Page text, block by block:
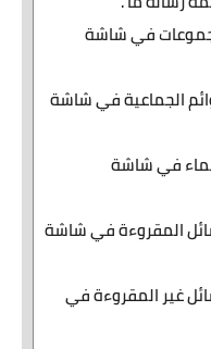
في شاشة
الجماعية في شاشة
في شاشة
المقروءة في شاشة
غير المقروءة في